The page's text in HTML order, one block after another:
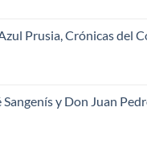
Prusia, Crónicas del
Sangenís y Don Juan